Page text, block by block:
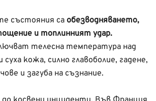
състояния са обезводняването,
и топлинният удар.
телесна температура над
суха кожа, силно главоболие, гадене,
и загуба на съзнание.